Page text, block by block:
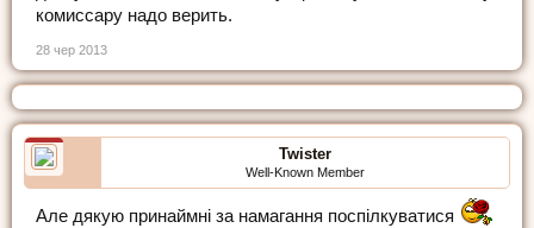
комиссару надо верить.
28 чер 2013
Twister
Well-Known Member
Але дякую принаймні за намагання поспілкуватися